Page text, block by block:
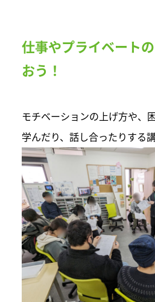
仕事やプライベート
おう！
モチベーションの上げ方や、
学んだり、話し合ったりする講